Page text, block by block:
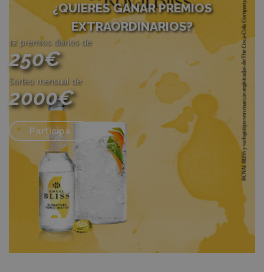
¿QUIERES GANAR PREMIOS
EXTRAORDINARIOS?
12 premios diarios de
250€
Sorteo mensual de
2000€
Participa